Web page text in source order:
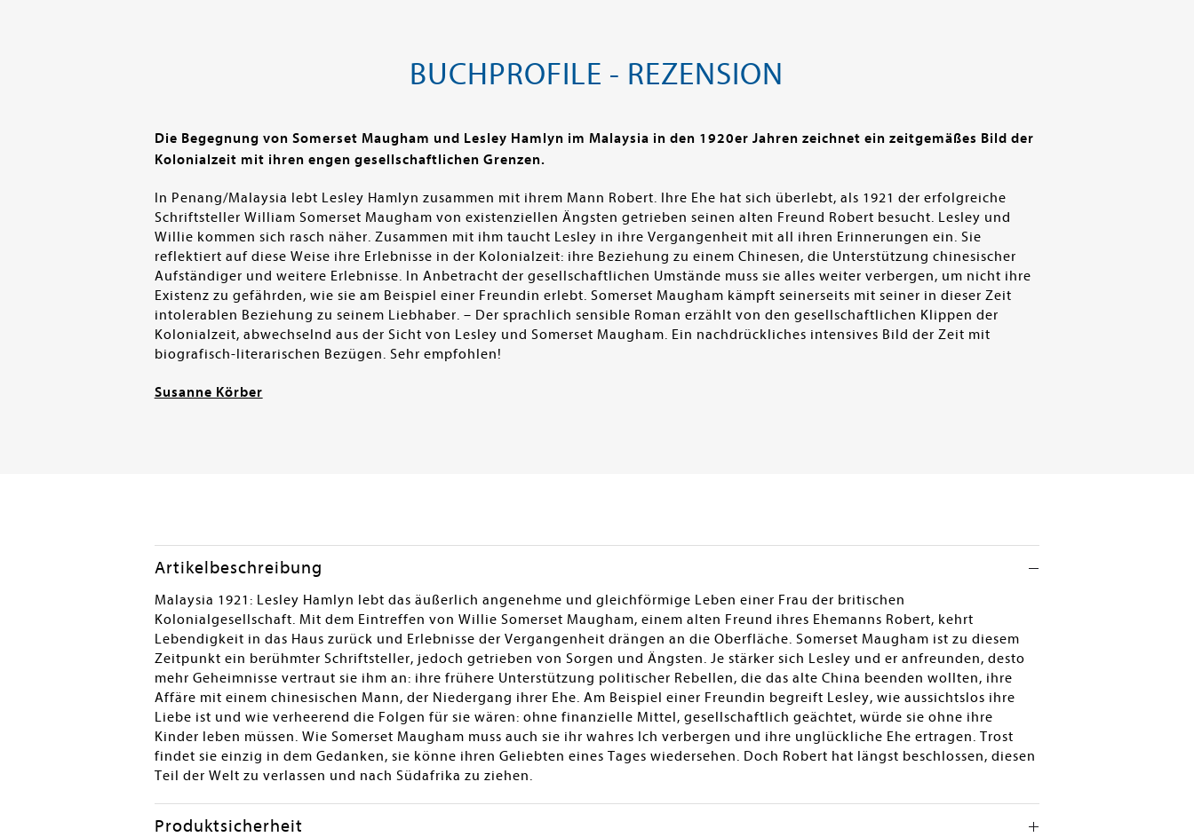
BUCHPROFILE - REZENSION
Die Begegnung von Somerset Maugham und Lesley Hamlyn im Malaysia in den 1920er Jahren zeichnet ein zeitgemäßes Bild der
Kolonialzeit mit ihren engen gesellschaftlichen Grenzen.
In Penang/Malaysia lebt Lesley Hamlyn zusammen mit ihrem Mann Robert. Ihre Ehe hat sich überlebt, als 1921 der erfolgreiche
Schriftsteller William Somerset Maugham von existenziellen Ängsten getrieben seinen alten Freund Robert besucht. Lesley und
Willie kommen sich rasch näher. Zusammen mit ihm taucht Lesley in ihre Vergangenheit mit all ihren Erinnerungen ein. Sie
reflektiert auf diese Weise ihre Erlebnisse in der Kolonialzeit: ihre Beziehung zu einem Chinesen, die Unterstützung chinesischer
Aufständiger und weitere Erlebnisse. In Anbetracht der gesellschaftlichen Umstände muss sie alles weiter verbergen, um nicht ihre
Existenz zu gefährden, wie sie am Beispiel einer Freundin erlebt. Somerset Maugham kämpft seinerseits mit seiner in dieser Zeit
intolerablen Beziehung zu seinem Liebhaber. – Der sprachlich sensible Roman erzählt von den gesellschaftlichen Klippen der
Kolonialzeit, abwechselnd aus der Sicht von Lesley und Somerset Maugham. Ein nachdrückliches intensives Bild der Zeit mit
biografisch-literarischen Bezügen. Sehr empfohlen!
Susanne Körber
Artikelbeschreibung
Malaysia 1921: Lesley Hamlyn lebt das äußerlich angenehme und gleichförmige Leben einer Frau der britischen
Kolonialgesellschaft. Mit dem Eintreffen von Willie Somerset Maugham, einem alten Freund ihres Ehemanns Robert, kehrt
Lebendigkeit in das Haus zurück und Erlebnisse der Vergangenheit drängen an die Oberfläche. Somerset Maugham ist zu diesem
Zeitpunkt ein berühmter Schriftsteller, jedoch getrieben von Sorgen und Ängsten. Je stärker sich Lesley und er anfreunden, desto
mehr Geheimnisse vertraut sie ihm an: ihre frühere Unterstützung politischer Rebellen, die das alte China beenden wollten, ihre
Affäre mit einem chinesischen Mann, der Niedergang ihrer Ehe. Am Beispiel einer Freundin begreift Lesley, wie aussichtslos ihre
Liebe ist und wie verheerend die Folgen für sie wären: ohne finanzielle Mittel, gesellschaftlich geächtet, würde sie ohne ihre
Kinder leben müssen. Wie Somerset Maugham muss auch sie ihr wahres Ich verbergen und ihre unglückliche Ehe ertragen. Trost
findet sie einzig in dem Gedanken, sie könne ihren Geliebten eines Tages wiedersehen. Doch Robert hat längst beschlossen, diesen
Teil der Welt zu verlassen und nach Südafrika zu ziehen.
Produktsicherheit